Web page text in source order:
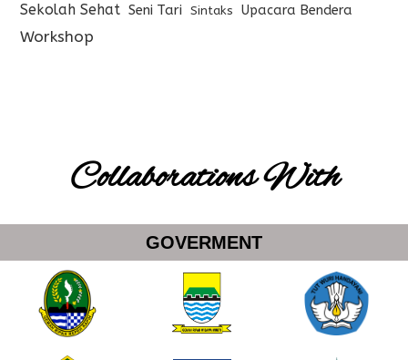
Sekolah Sehat Seni Tari Sintaks Upacara Bendera
Workshop
Collaborations With
GOVERMENT